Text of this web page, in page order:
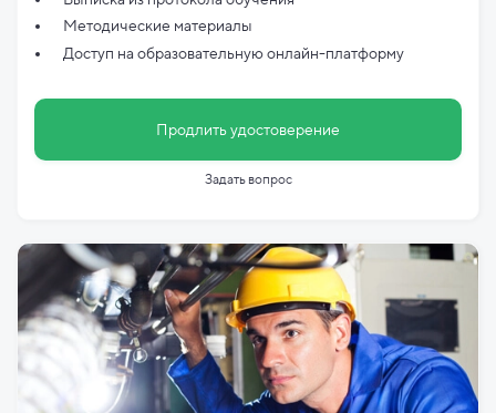
Методические материалы
Доступ на образовательную онлайн-платформу
Продлить удостоверение
Задать вопрос